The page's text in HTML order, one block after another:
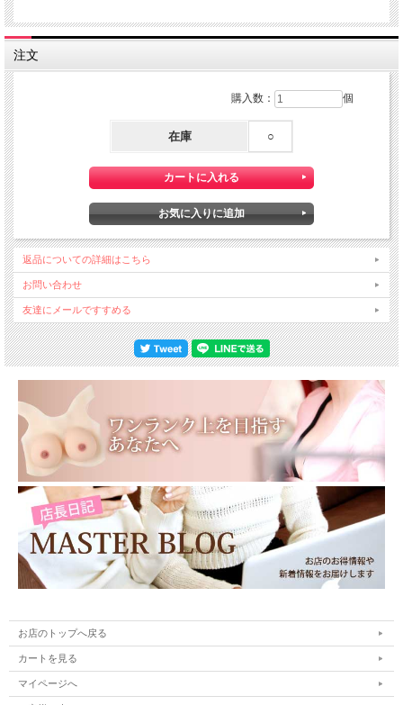
・ストラップが付いているのでシリコンバストが動くことがなく、激しい運動など
でも安心してお使い頂けます。
・肌に密着するので他のシリコンバストでは得られない一体感には安心感すら感じ
る事でしょう。
医療用シリコンですのでお肌にも安心で、本物の様なソフトでなめらかな手触りを
衣類の上からのさわり心地は理想のおっぱいの感触です♪この究極の質感にきっと
感動するはずです！！
した♪
他のサイズもとりそろえておりますので、その他の商品もご覧いただければと思い
ます。
★業界No.1 【 M.J.Original 】
・安心の品質・サービス、世界中へ圧倒的な量を供給をする事で実現した低価格、
たゆまぬ自社開発による豊富な種類で非常に高い評価を頂いております。
※写真の色合いにつきましてはPCの利用環境、撮影環境などにより少々異なる可
能性があります。
また、メーカーの製品更新により予告なしで同じ商品がデザイン、色若干変わる場
合がございます。
他のサイズもとりそろえておりますので、その他の出品商品も是非ご覧下さいま
せ。
★秘密厳守★
秘密は厳守。中身も分からないようにお送りいたします。
宅配会社の営業所留めもできますので、家族に知られずに受け取れます。
注文
購入数： 個
在庫 ○
返品についての詳細はこちら
お問い合わせ
友達にメールですすめる
お店のトップへ戻る
カートを見る
マイページへ